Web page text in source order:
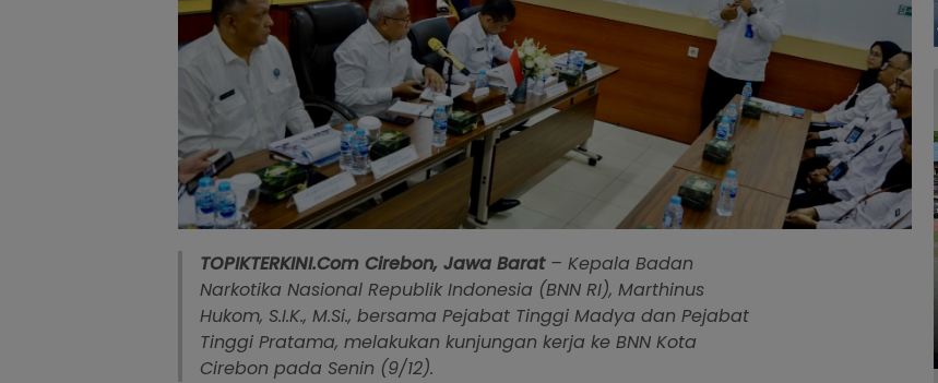
TOPIKTERKINI.Com Cirebon, Jawa Barat– Kepala Badan
Narkotika Nasional Republik Indonesia (BNN RI), Marthinus
Hukom, S.I.K., M.Si., bersama Pejabat Tinggi Madya dan Pejabat
Tinggi Pratama, melakukan kunjungan kerja ke BNN Kota
Cirebon pada Senin (9/12).